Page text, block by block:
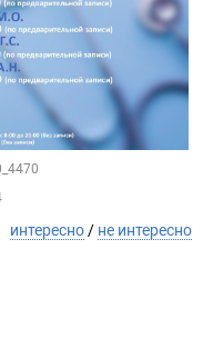
интересно / не интересно